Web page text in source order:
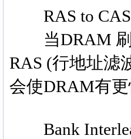
RAS to CAS
当DRAM 刷
RAS (行地址滤
会使DRAM有
Bank